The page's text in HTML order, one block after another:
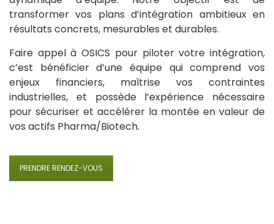
transformer vos plans d’intégration ambitieux en
résultats concrets, mesurables et durables.
Faire appel à OSICS pour piloter votre intégration,
c’est bénéficier d’une équipe qui comprend vos
enjeux financiers, maîtrise vos contraintes
industrielles, et possède l’expérience nécessaire
pour sécuriser et accélérer la montée en valeur de
vos actifs Pharma/Biotech.
PRENDRE RENDEZ-VOUS